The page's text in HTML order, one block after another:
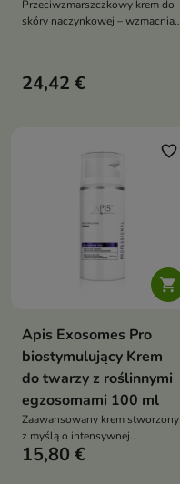
Przeciwzmarszczkowy krem do
skóry naczynkowej – wzmacnia
24,42 €

favorite_border
Apis Exosomes Pro
biostymulujący Krem
do twarzy z roślinnymi
egzosomami 100 ml
Zaawansowany krem stworzony
z myślą o intensywnej
regeneracji i widocznym
15,80 €